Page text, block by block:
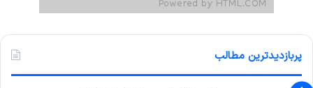
پربازدیدترین مطالب